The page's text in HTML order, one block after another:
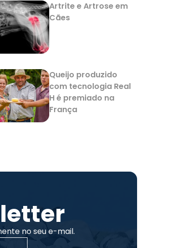
Artrite e Artrose em
Cães
Queijo produzido
com tecnologia Real
H é premiado na
França
no seu e-mail.